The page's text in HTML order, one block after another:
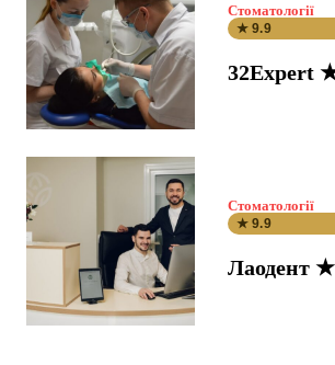
Стоматології
★ 9.9
32Expert
Стоматології
★ 9.9
Лаодент